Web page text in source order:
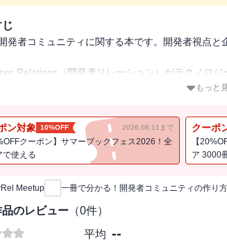
発者コミュニティに関する本です。開発者視点
Relations（開発者リレーション）がテクノロ
開発者）との信頼関係を築く非常に有益なア
者であることが多く、Developer Relationsとし
るための大きな要素の1つになります。
んがまだ開発者コミュニティのことをあまり分か
言われても困ってしまう、また、突然開発者コ
ってしまうといった悩みはないでしょうか。
れから開発者コミュニティを作り上げていきたい
る多くの経験を持っているメンバーです。きっと
ニティの形成は今日明日ですぐ結果が出るもので
とが大切です。著者陣の多くはコミュニティマ
もっと
ン対象 10%OFF 2026.08.11まで
クーポン】サマーブックフェス2026！全
で使える
クーポ
【
ア 3000
知
Meetup 一冊で分かる！開発者コミュニティの作り
品のレビュー （0件）
平均 --